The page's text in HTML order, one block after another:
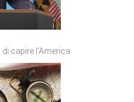
capire l’America